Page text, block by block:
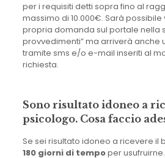
per i requisiti detti sopra fino al
massimo di 10.000€. Sarà
propria domanda sul portale nella
provvedimenti” ma arriverà anche
tramite sms e/o e-mail inseriti al
richiesta.
Sono risultato idoneo a
psicologo. Cosa faccio
Se sei risultato idoneo a ricevere il
180 giorni di tempoper usufruirne.